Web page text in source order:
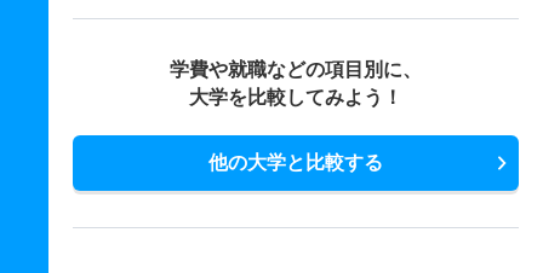
学費や就職などの項目別に、
大学を比較してみよう！
他の大学と比較する